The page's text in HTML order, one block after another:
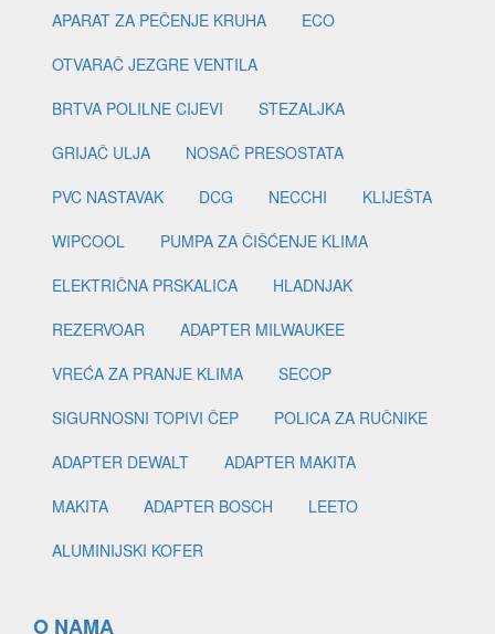
APARAT ZA PEČENJE KRUHA
ECO
OTVARAČ JEZGRE VENTILA
BRTVA POLILNE CIJEVI
STEZALJKA
GRIJAČ ULJA
NOSAČ PRESOSTATA
PVC NASTAVAK
DCG NECCHI
KLIJEŠTA
WIPCOOL
PUMPA ZA ČIŠĆENJE KLIMA
ELEKTRIČNA PRSKALICA
HLADNJAK
REZERVOAR
ADAPTER MILWAUKEE
VREĆA ZA PRANJE KLIMA
SECOP
SIGURNOSNI TOPIVI ČEP
POLICA ZA RUČNIKE
ADAPTER DEWALT
ADAPTER MAKITA
MAKITA
ADAPTER BOSCH
LEETO
ALUMINIJSKI KOFER
O NAMA